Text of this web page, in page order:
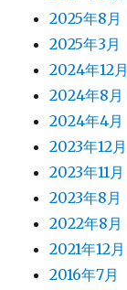
2025年8月
2025年3月
2024年12月
2024年8月
2024年4月
2023年12月
2023年11月
2023年8月
2022年8月
2021年12月
2016年7月